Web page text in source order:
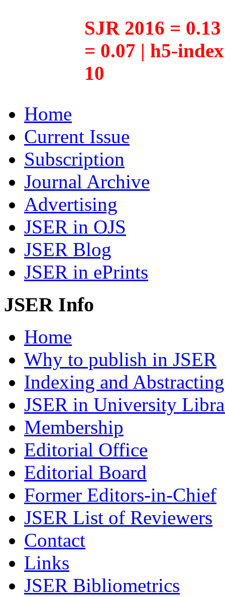
SJR 2016 =
= 0.07 | h5-
10
Home
Current Issue
Subscription
Journal Archive
Advertising
JSER in OJS
JSER Blog
JSER in ePrints
JSER Info
Home
Why to publish in JSER
Indexing and Abstracting
JSER in University
Membership
Editorial Office
Editorial Board
Former Editors-in-Chief
JSER List of Reviewers
Contact
Links
JSER Bibliometrics